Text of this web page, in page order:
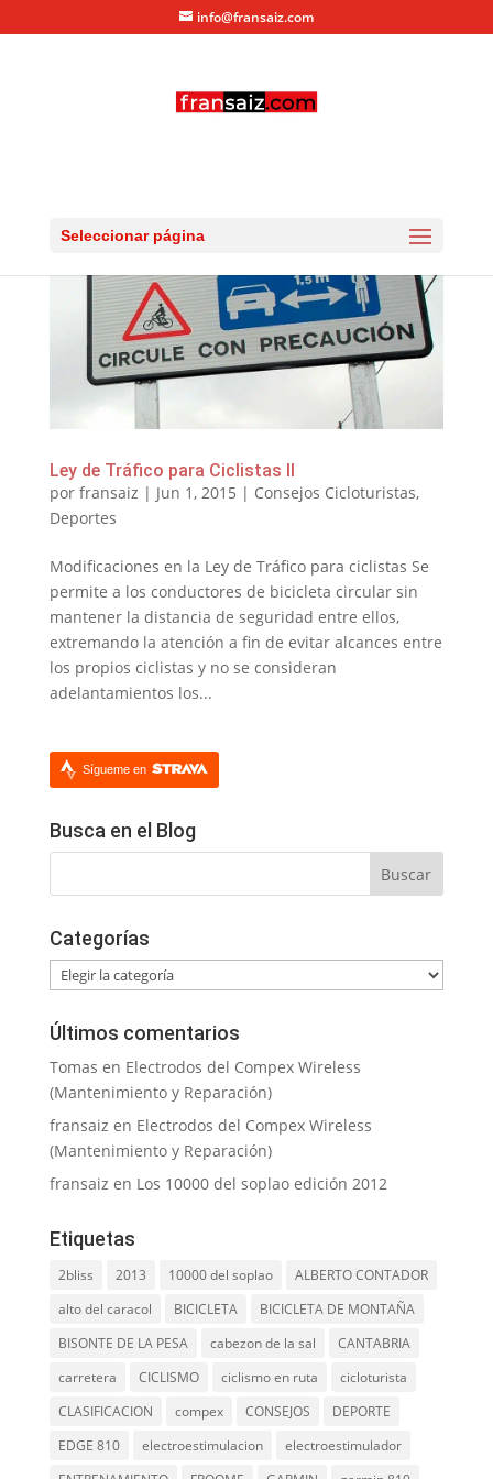
info@fransaiz.com
Seleccionar página
Ley de Tráfico para Ciclistas II
por fransaiz | Jun 1, 2015 | Consejos Cicloturistas,
Deportes
Modificaciones en la Ley de Tráfico para ciclistas Se
permite a los conductores de bicicleta circular sin
mantener la distancia de seguridad entre ellos,
extremando la atención a fin de evitar alcances entre
los propios ciclistas y no se consideran
adelantamientos los...
Sígueme en
Busca en el Blog
Categorías
Categorías
Últimos comentarios
Tomas en Electrodos del Compex Wireless
(Mantenimiento y Reparación)
fransaiz en Electrodos del Compex Wireless
(Mantenimiento y Reparación)
fransaiz en Los 10000 del soplao edición 2012
Etiquetas
2bliss 2013 10000 del soplao
ALBERTO CONTADOR
alto del caracol
BICICLETA
BICICLETA DE MONTAÑA
BISONTE DE LA PESA
cabezon de la sal
CANTABRIA
carretera
CICLISMO ciclismo en ruta
cicloturista
CLASIFICACION
compex CONSEJOS
DEPORTE
EDGE 810
electroestimulacion
electroestimulador